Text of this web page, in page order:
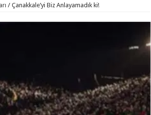
/ Çanakkale’yi Biz Anlayamadık ki!